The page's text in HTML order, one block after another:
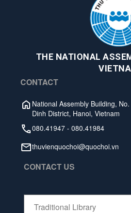
THE NATIONAL
CONTACT
National Assembly Building,
Dinh District, Hanoi, Vietnam
080.41947 - 080.41984
thuvienquochoi@quochoi.vn
CONTACT US